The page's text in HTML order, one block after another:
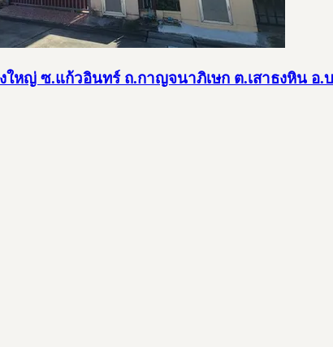
ใหญ่ ซ.แก้วอินทร์ ถ.กาญจนาภิเษก ต.เสาธงหิน อ